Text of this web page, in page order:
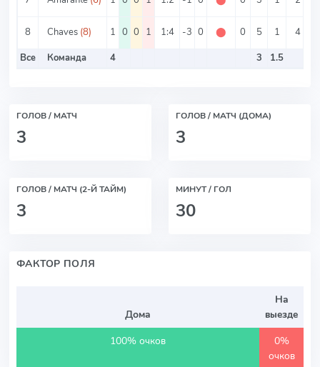
8 Chaves (8) 1 0 0 1 1:4 -3 0 ⬤ 0 5 1 4
Все
Команда 4 3 1.5
ГОЛОВ / МАТЧ
3
ГОЛОВ / МАТЧ (ДОМА)
3
ГОЛОВ / МАТЧ (2-Й ТАЙМ)
3
МИНУТ / ГОЛ
30
ФАКТОР ПОЛЯ
Дома
На
выезде
100% очков
0%
очков